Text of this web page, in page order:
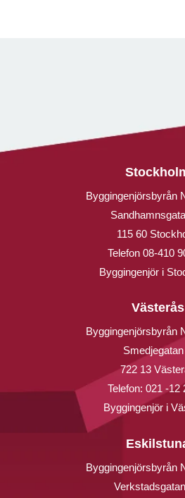
Byggingenjörsbyrån
115 60
Telefon 08-410
Byggingenjör i
Västerås
Byggingenjörsbyrån
722 13
Telefon: 021 -12
Byggingenjör i
Byggingenjörsbyrån